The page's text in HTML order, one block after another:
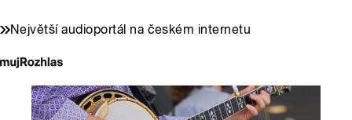
Největší audioportál na českém internetu